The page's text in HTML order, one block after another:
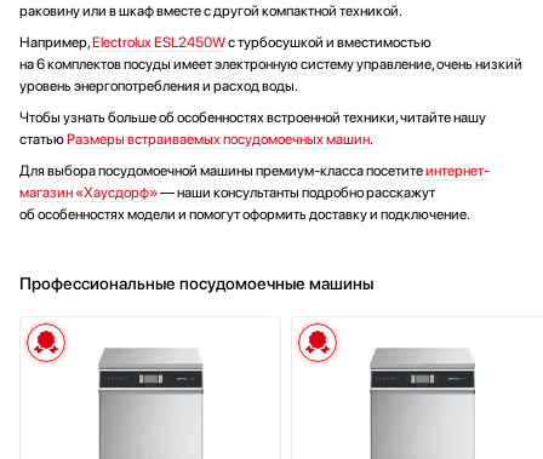
раковину или в шкаф вместе с другой компактной техникой.
Например,Electrolux ESL2450Wс турбосушкой и вместимостью
на 6 комплектов посуды имеет электронную систему управление, очень низкий
уровень энергопотребления и расход воды.
Чтобы узнать больше об особенностях встроенной техники, читайте нашу
статью Размеры встраиваемых посудомоечных машин.
Для выбора посудомоечной машины премиум-класса посетитеинтернет-
магазин «Хаусдорф»— наши консультанты подробно расскажут
об особенностях модели и помогут оформить доставку и подключение.
Профессиональные посудомоечные машины